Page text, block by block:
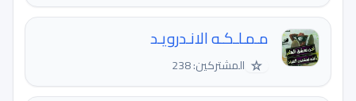
مـمـلـكـه الانـدرويـد
☆ المشتركين: 238